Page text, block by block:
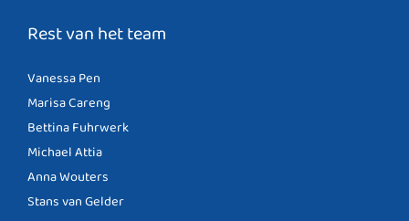
Rest van het team
Vanessa Pen
Marisa Careng
Bettina Fuhrwerk
Michael Attia
Anna Wouters
Stans van Gelder